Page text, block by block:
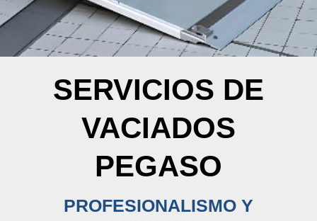
SERVICIOS DE
VACIADOS
PEGASO
PROFESIONALISMO Y